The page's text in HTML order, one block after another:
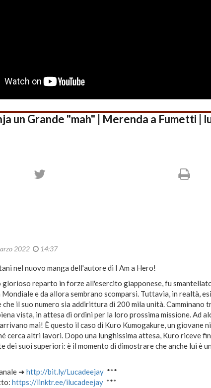
un Grande "mah" | Merenda a Fumetti |
2022 14:37
nel nuovo manga dell'autore di I Am a Hero!
glorioso reparto in forze all'esercito giapponese, fu
Mondiale e da allora sembrano scomparsi. Tuttavia, in realtà,
che il suo numero sia addirittura di 200 mila unità. Camminano
vista, in attesa di ordini per la loro prossima missione. Ad
mai! È questo il caso di Kuro Kumogakure, un giovane
cerca altri lavori. Dopo una lunghissima attesa, Kuro riceve
dei suoi superiori: è il momento di dimostrare che anche lui è
➜ http://bit.ly/Lucadeejay ***
https://linktr.ee/ilucadeejay ***